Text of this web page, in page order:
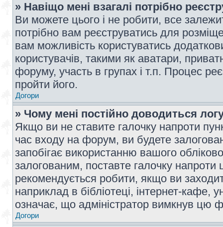
» Навіщо мені взагалі потрібно
Ви можете цього і не робити, все
потрібно вам реєструватись для
вам можливість користуватись
користувачів, такими як аватари,
форуму, участь в групах і т.п. Процес
пройти його.
Догори
» Чому мені постійно доводиться
Якщо ви не ставите галочку напроти
час входу на форум, ви будете
запобігає використанню вашого
залогованим, поставте галочку
рекомендується робити, якщо ви
наприклад в бібліотеці, інтернет-кафе,
означає, що адміністратор вимкнув цю
Догори